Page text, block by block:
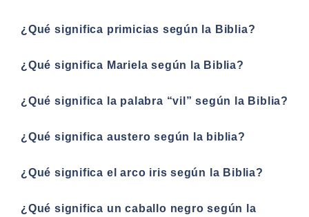
¿Qué significa primicias según la Biblia?
¿Qué significa Mariela según la Biblia?
¿Qué significa la palabra “vil” según la Biblia?
¿Qué significa austero según la biblia?
¿Qué significa el arco iris según la Biblia?
¿Qué significa un caballo negro según la